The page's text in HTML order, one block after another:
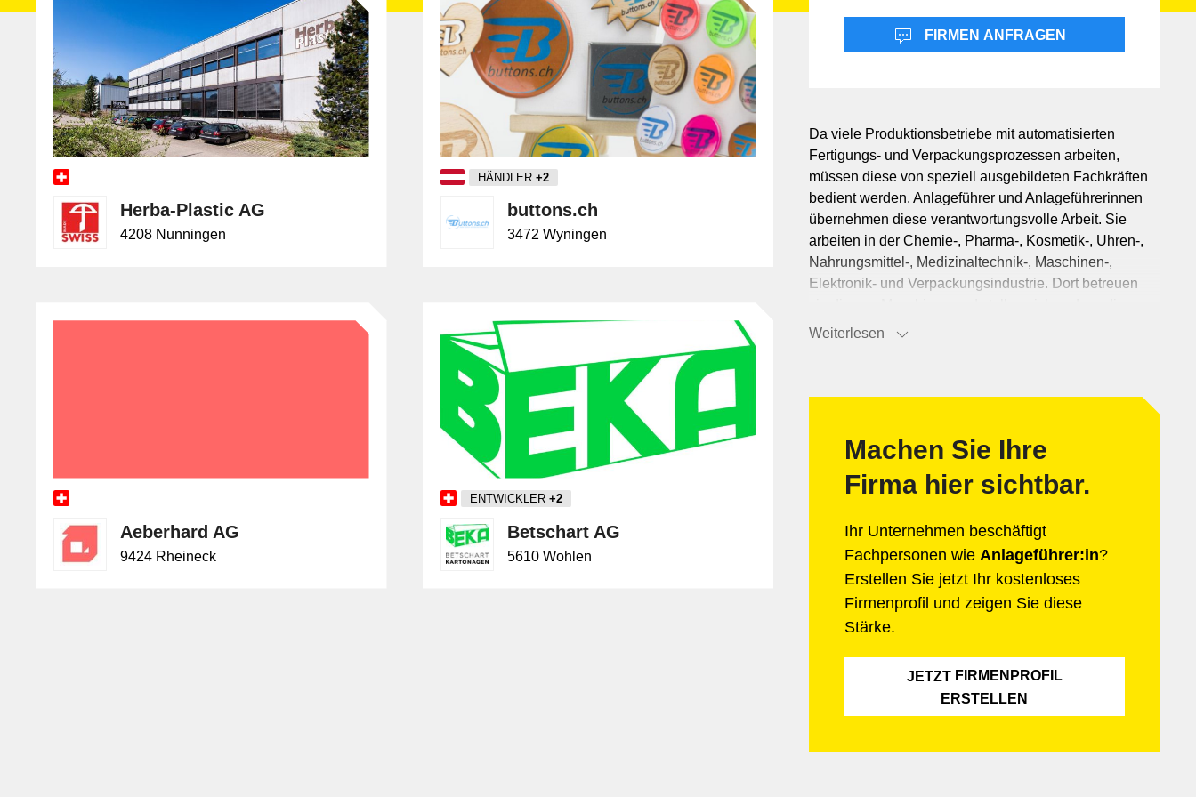
Freizeit & Unterhaltung
Hotellerie
Landwirtschaft
Lebensmittel
Marketing
Möbel & Einrichtung
Schmuck & Uhren
Sicherheit
Unternehmensberatung
Herba-Plastic AG
4208 Nunningen
HÄNDLER +2
buttons.ch
3472 Wyningen
Aeberhard AG
9424 Rheineck
ENTWICKLER +2
Betschart AG
5610 Wohlen
FIRMEN ANFRAGEN
Da viele Produktionsbetriebe mit automatisierten
Fertigungs- und Verpackungsprozessen arbeiten,
müssen diese von speziell ausgebildeten Fachkräften
bedient werden. Anlageführer und Anlageführerinnen
übernehmen diese verantwortungsvolle Arbeit. Sie
arbeiten in der Chemie-, Pharma-, Kosmetik-, Uhren-,
Nahrungsmittel-, Medizinaltechnik-, Maschinen-,
Elektronik- und Verpackungsindustrie. Dort betreuen
Anlagen und die Herstellung des Produktes fehlerfrei
Weiterlesen
Machen Sie Ihre
Firma hier sichtbar.
Ihr Unternehmen beschäftigt
Fachpersonen wieAnlageführer:in?
Erstellen Sie jetzt Ihr kostenloses
Firmenprofil und zeigen Sie diese
Stärke.
JETZT FIRMENPROFIL
ERSTELLEN